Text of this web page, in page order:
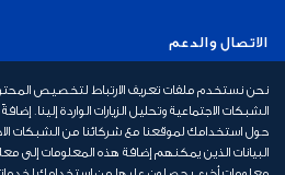
نحن نستخدم ملفات تعريف الارتباط لتخصيص المحتوى
الشبكات الاجتماعية وتحليل الزيارات الواردة إلينا.
حول استخدامك لموقعنا مع شركائنا من الشبكات
البيانات الذين يمكنهم إضافة هذه المعلومات إلى
الخدمات المصرفية الإسلامية
القروض
القروض العقارية
التوظيف
الاستدامة
أخبار بنك أبوظبي الأول
الاتصال والدعم
الخدمات المصرفية عبر الهاتف المتحرك
السلامة المالية
روابط سريعة
رسوم الخدمات المصرفية الشخصية